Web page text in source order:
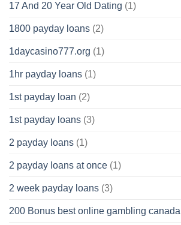
17 And 20 Year Old Dating (1)
1800 payday loans (2)
1daycasino777.org (1)
1hr payday loans (1)
1st payday loan (2)
1st payday loans (3)
2 payday loans (1)
2 payday loans at once (1)
2 week payday loans (3)
200 Bonus best online gambling canada